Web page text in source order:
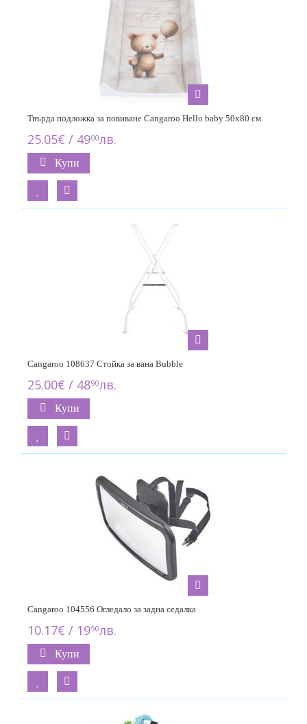
Твърда подложка за повиване Cangaroo Hello baby 50х80 см.
25.05€ / 4900лв.
Купи
Cangaroo 108637 Стойка за вана Bubble
25.00€ / 4890лв.
Купи
Cangaroo 104556 Огледало за задна седалка
10.17€ / 1990лв.
Купи